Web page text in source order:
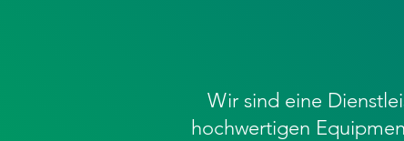
Wir sind eine
hochwertigen